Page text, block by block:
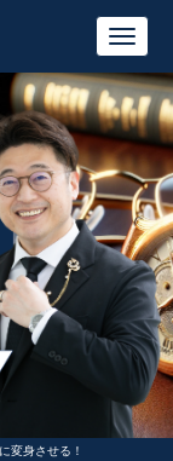
変身させる！